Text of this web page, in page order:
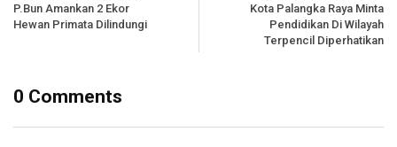
P.Bun Amankan 2 Ekor
Hewan Primata Dilindungi
Kota Palangka Raya Minta
Pendidikan Di Wilayah
Terpencil Diperhatikan
0 Comments